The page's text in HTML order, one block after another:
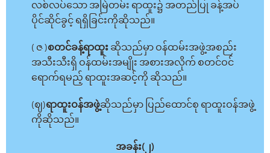
လစ်လပ်သော အမြဲတမ်း ရာထူး၌ အတည်ပြု ခန့်အပ်
ပိုင်ဆိုင်ခွင့် ရရှိခြင်းကိုဆိုသည်။
( ဇ )စတင်ခန့်ရာထူး ဆိုသည်မှာ ဝန်ထမ်းအဖွဲ့အစည်း
အသီးသီးရှိ ဝန်ထမ်းအမျိုး အစားအလိုက် စတင်ဝင်
ရောက်ရမည့် ရာထူးအဆင့်ကို ဆိုသည်။
(ဈ)ရာထူးဝန်အဖွဲ့ဆိုသည်မှာ ပြည်ထောင်စု ရာထူးဝန်အဖွဲ့
ကိုဆိုသည်။
အခန်း(၂)